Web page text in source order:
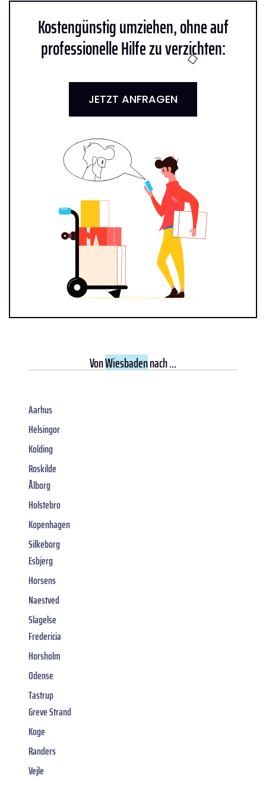
Kostengünstig umziehen, ohne auf
professionelle Hilfe zu verzichten:
JETZT ANFRAGEN
VonWiesbadennach ...
Aarhus
Helsingor
Kolding
Roskilde
Ålborg
Holstebro
Kopenhagen
Silkeborg
Esbjerg
Horsens
Naestved
Slagelse
Fredericia
Horsholm
Odense
Tastrup
Greve Strand
Koge
Randers
Vejle